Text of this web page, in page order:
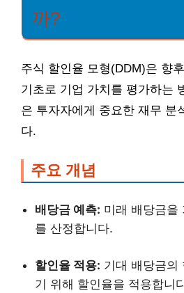
까?
주식 할인율 모형(DDM)은 향
기초로 기업 가치를 평가하는
은 투자자에게 중요한 재무 분
다.
주요 개념
배당금 예측: 미래 배당금을
를 산정합니다.
할인율 적용: 기대 배당금의
기 위해 할인율을 적용합니